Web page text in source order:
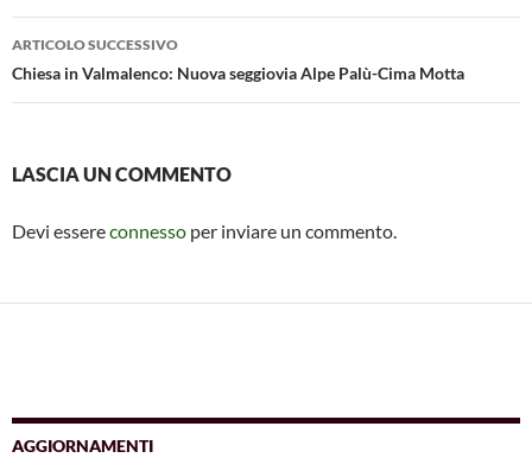
ARTICOLO SUCCESSIVO
Chiesa in Valmalenco: Nuova seggiovia Alpe Palù-Cima Motta
LASCIA UN COMMENTO
Devi essereconnesso per inviare un commento.
AGGIORNAMENTI